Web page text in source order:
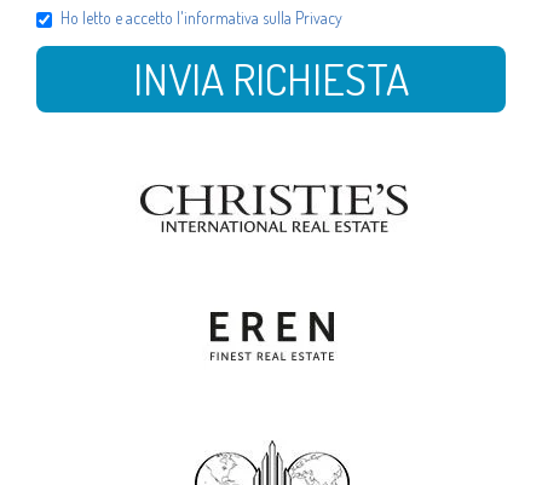
Ho letto e accetto l'informativa sulla Privacy
INVIA RICHIESTA